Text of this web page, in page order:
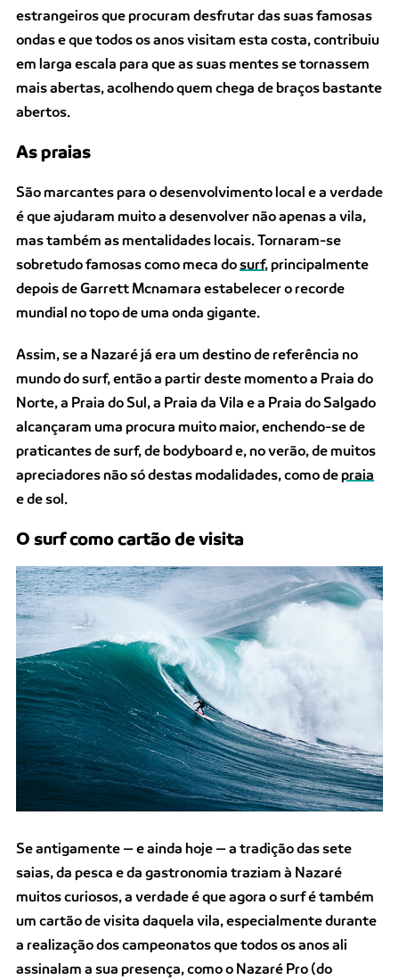
estrangeiros que procuram desfrutar das suas famosas
ondas e que todos os anos visitam esta costa, contribuiu
em larga escala para que as suas mentes se tornassem
mais abertas, acolhendo quem chega de braços bastante
abertos.
As praias
São marcantes para o desenvolvimento local e a verdade
é que ajudaram muito a desenvolver não apenas a vila,
mas também as mentalidades locais. Tornaram-se
sobretudo famosas como meca dosurf, principalmente
depois de Garrett Mcnamara estabelecer o recorde
mundial no topo de uma onda gigante.
Assim, se a Nazaré já era um destino de referência no
mundo do surf, então a partir deste momento a Praia do
Norte, a Praia do Sul, a Praia da Vila e a Praia do Salgado
alcançaram uma procura muito maior, enchendo-se de
praticantes de surf, de bodyboard e, no verão, de muitos
apreciadores não só destas modalidades, como depraia
e de sol.
O surf como cartão de visita
Se antigamente — e ainda hoje — a tradição das sete
saias, da pesca e da gastronomia traziam à Nazaré
muitos curiosos, a verdade é que agora o surf é também
um cartão de visita daquela vila, especialmente durante
a realização dos campeonatos que todos os anos ali
assinalam a sua presença, como o Nazaré Pro (do